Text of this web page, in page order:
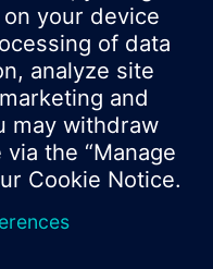
variëren per